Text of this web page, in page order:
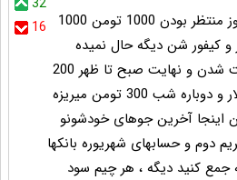
16
اره واسه دلالها که هر روز منتظر بودن 1000 تومن 1000
و کیفور شن دیگه حال نمیده
قیمتها رو که تقریبا ثابت شدن و نهایت صبح تا ظهر 200
تومن میره رو قیمت دلار و دوباره شب 300 تومن میریزه
اینجا آخرین جوهای خودشونو
دوم و حسابهای شهریوره بانکها
کنید دیگه ، هر چیم سود